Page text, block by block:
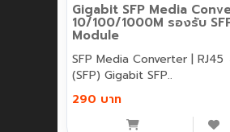
Gigabit SFP Media
10/100/1000M รองรับ
Module
SFP Media Converter |
(SFP) Gigabit SFP..
290 บาท